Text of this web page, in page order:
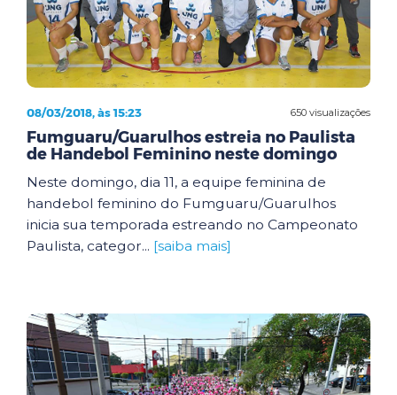
650 visualizações
08/03/2018, às 15:23
Fumguaru/Guarulhos estreia no Paulista
de Handebol Feminino neste domingo
Neste domingo, dia 11, a equipe feminina de
handebol feminino do Fumguaru/Guarulhos
inicia sua temporada estreando no Campeonato
Paulista, categor... [saiba mais]